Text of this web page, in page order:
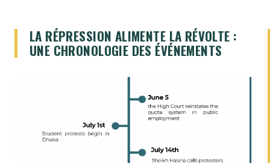
LA RÉPRESSION ALIMENTE LA RÉVOLTE :
UNE CHRONOLOGIE DES ÉVÉNEMENTS